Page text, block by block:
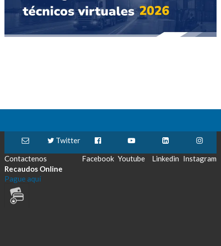
Contactenos
Twitter
Facebook Youtube Linkedin Instagram
Recaudos Online
Pague aquí